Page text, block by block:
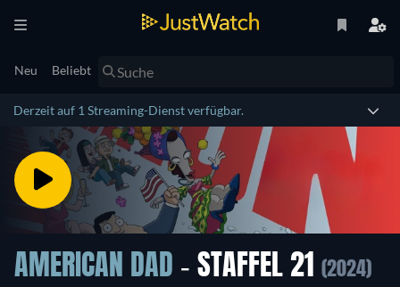
Neu Beliebt
Derzeit auf 1 Streaming-Dienst verfügbar.
AMERICAN DAD - STAFFEL 21 (2024)